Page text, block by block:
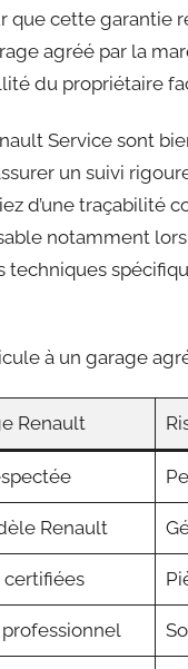
que cette garantie
agréé par la
du propriétaire
Service sont
un suivi
d’une traçabilité
notamment
à un garage
Renault
Renault
certifiées